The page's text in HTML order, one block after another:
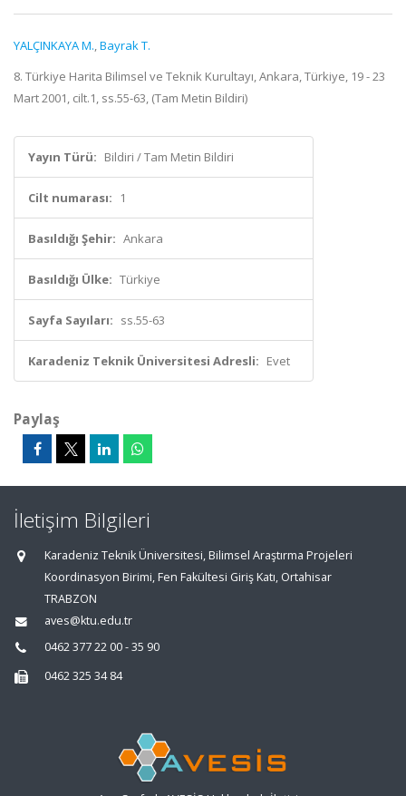
YALÇINKAYA M.,Bayrak T.
8. Türkiye Harita Bilimsel ve Teknik Kurultayı, Ankara, Türkiye, 19 - 23
Mart 2001, cilt.1, ss.55-63, (Tam Metin Bildiri)
Yayın Türü: Bildiri / Tam Metin Bildiri
Cilt numarası: 1
Basıldığı Şehir: Ankara
Basıldığı Ülke: Türkiye
Sayfa Sayıları: ss.55-63
Karadeniz Teknik Üniversitesi Adresli: Evet
Paylaş
İletişim Bilgileri
Karadeniz Teknik Üniversitesi, Bilimsel Araştırma Projeleri
Koordinasyon Birimi, Fen Fakültesi Giriş Katı, Ortahisar
TRABZON
aves@ktu.edu.tr
0462 377 22 00 - 35 90
0462 325 34 84